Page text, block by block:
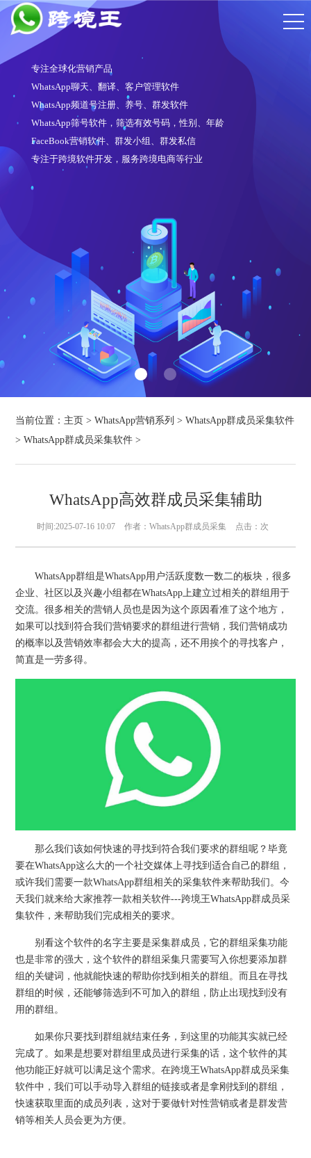
专注全球化营销产品
WhatsApp聊天、翻译、客户管理软件
WhatsApp频道号注册、养号、群发软件
WhatsApp筛号软件，筛选有效号码，性别、年龄
FaceBook营销软件、群发小组、群发私信
专注于跨境软件开发，服务跨境电商等行业
当前位置： 主页 >WhatsApp营销系列 >WhatsApp群成员采集软件
>WhatsApp群成员采集软件 >
WhatsApp高效群成员采集辅助
时间:2025-07-16 10:07 作者：WhatsApp群成员采集 点击： 次
WhatsApp群组是WhatsApp用户活跃度数一数二的板块，很多
企业、社区以及兴趣小组都在WhatsApp上建立过相关的群组用于
交流。很多相关的营销人员也是因为这个原因看准了这个地方，
如果可以找到符合我们营销要求的群组进行营销，我们营销成功
的概率以及营销效率都会大大的提高，还不用挨个的寻找客户，
简直是一劳多得。
那么我们该如何快速的寻找到符合我们要求的群组呢？毕竟
要在WhatsApp这么大的一个社交媒体上寻找到适合自己的群组，
或许我们需要一款WhatsApp群组相关的采集软件来帮助我们。今
天我们就来给大家推荐一款相关软件---跨境王WhatsApp群成员采
集软件，来帮助我们完成相关的要求。
别看这个软件的名字主要是采集群成员，它的群组采集功能
也是非常的强大，这个软件的群组采集只需要写入你想要添加群
组的关键词，他就能快速的帮助你找到相关的群组。而且在寻找
群组的时候，还能够筛选到不可加入的群组，防止出现找到没有
用的群组。
如果你只要找到群组就结束任务，到这里的功能其实就已经
完成了。如果是想要对群组里成员进行采集的话，这个软件的其
他功能正好就可以满足这个需求。在跨境王WhatsApp群成员采集
软件中，我们可以手动导入群组的链接或者是拿刚找到的群组，
快速获取里面的成员列表，这对于要做针对性营销或者是群发营
销等相关人员会更为方便。